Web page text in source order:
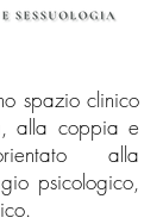
spazio clinico
alla coppia e
alla
psicologico,